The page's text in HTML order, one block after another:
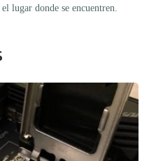
lugar donde se encuentren.